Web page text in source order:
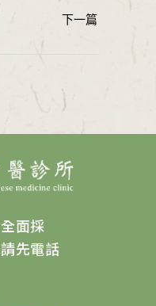
面採
先電話